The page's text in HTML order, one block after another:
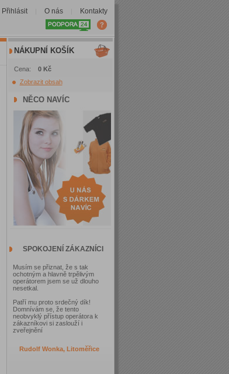
Přihlásit O nás Kontakty
NÁKUPNÍ KOŠÍK
Cena: 0 Kč
Zobrazit obsah
NĚCO NAVÍC
SPOKOJENÍ ZÁKAZNÍCI
Musím se přiznat, že s tak
ochotným a hlavně trpělivým
operátorem jsem se už dlouho
nesetkal.
Patří mu proto srdečný dík!
Domnívám se, že tento
neobvyklý přístup operátora k
zákazníkovi si zaslouží i
zveřejnění
Rudolf Wonka, Litoměřice